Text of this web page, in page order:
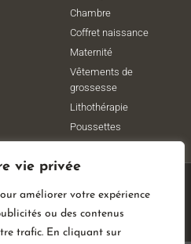
vie privée
améliorer votre expérience
ou des contenus
trafic. En cliquant sur
Chambre
Coffret naissance
Maternité
Vêtements de
grossesse
Lithothérapie
Poussettes
Reserved
By Web Coast